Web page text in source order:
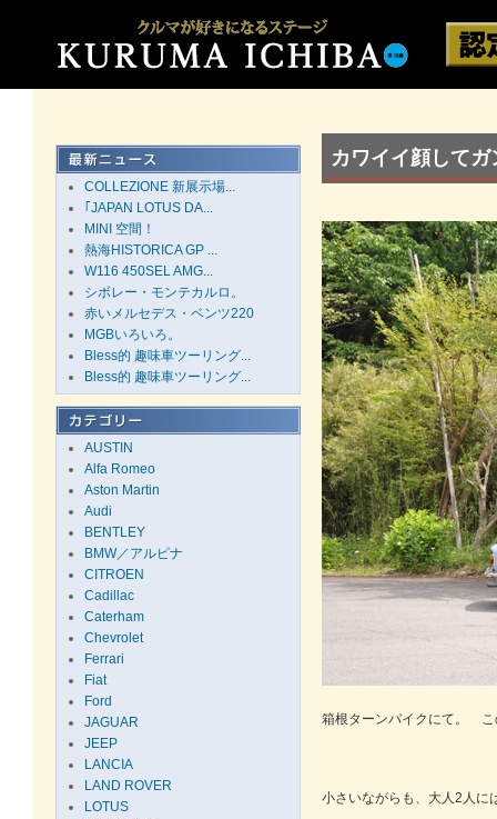
COLLEZIONE 新展示場...
｢JAPAN LOTUS DA...
MINI 空間！
熱海HISTORICA GP ...
W116 450SEL AMG...
シボレー・モンテカルロ。
赤いメルセデス・ベンツ220
MGBいろいろ。
Bless的 趣味車ツーリング...
Bless的 趣味車ツーリング...
AUSTIN
Alfa Romeo
Aston Martin
Audi
BENTLEY
BMW／アルピナ
CITROEN
Cadillac
Caterham
Chevrolet
Ferrari
Fiat
Ford
JAGUAR
JEEP
LANCIA
LAND ROVER
LOTUS
カワイイ顔して
箱根ターンパイクにて。 こ
小さいながらも、大人2人に